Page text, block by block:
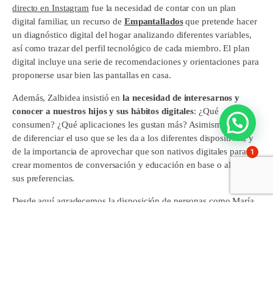
directo en Instagram fue la necesidad de contar con un plan
digital familiar, un recurso de Empantalladosque pretende hacer
un diagnóstico digital del hogar analizando diferentes variables,
así como trazar del perfil tecnológico de cada miembro. El plan
digital incluye una serie de recomendaciones y orientaciones para
proponerse usar bien las pantallas en casa.
Además, Zalbidea insistió enla necesidad de interesarnos y
conocer a nuestros hijos y sus hábitos digitales: ¿Qué
consumen? ¿Qué aplicaciones les gustan más? Asimismo, habló
de diferenciar el uso que se les da a los diferentes dispositivos, y
de la importancia de aprovechar que son nativos digitales para
crear momentos de conversación y educación en base o al hilo de
sus preferencias.
Desde aquí agradecemos la disposición de personas como María,
1